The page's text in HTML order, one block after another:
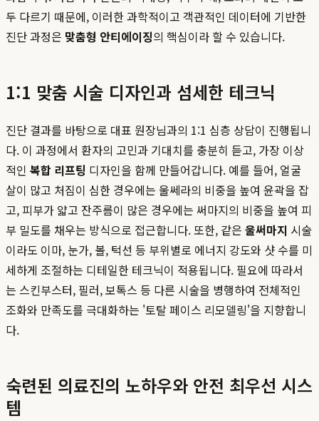
두 다르기 때문에, 이러한 과학적이고 객관적인 데이터에 기반한
진단 과정은 맞춤형 안티에이징의 핵심이라 할 수 있습니다.
1:1 맞춤 시술 디자인과 섬세한 테크닉
진단 결과를 바탕으로 대표 원장님과의 1:1 심층 상담이 진행됩니
다. 이 과정에서 환자의 고민과 기대치를 충분히 듣고, 가장 이상
적인 복합 리프팅 디자인을 함께 만들어갑니다. 예를 들어, 얼굴
살이 많고 처짐이 심한 경우에는 울쎄라의 비중을 높여 윤곽을 잡
고, 피부가 얇고 잔주름이 많은 경우에는 써마지의 비중을 높여 피
부 밀도를 채우는 방식으로 접근합니다. 또한, 같은 울써마지 시술
이라도 이마, 눈가, 볼, 턱선 등 부위별로 에너지 강도와 샷 수를 미
세하게 조절하는 디테일한 테크닉이 적용됩니다. 필요에 따라서
는 스킨부스터, 필러, 보톡스 등 다른 시술을 병행하여 전체적인
조화와 만족도를 극대화하는 '토탈 페이스 리모델링'을 지향합니
다.
숙련된 의료진의 노하우와 안전 최우선 시스
템